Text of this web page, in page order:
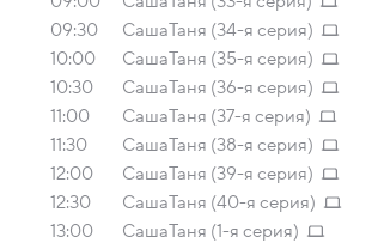
09:30
СашаТаня (34-я серия)
10:00
СашаТаня (35-я серия)
10:30
СашаТаня (36-я серия)
11:00
СашаТаня (37-я серия)
11:30
СашаТаня (38-я серия)
12:00
СашаТаня (39-я серия)
12:30
СашаТаня (40-я серия)
13:00
СашаТаня (1-я серия)